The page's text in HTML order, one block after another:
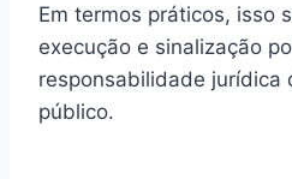
Em termos práticos, isso
execução e sinalização
responsabilidade jurídica
público.